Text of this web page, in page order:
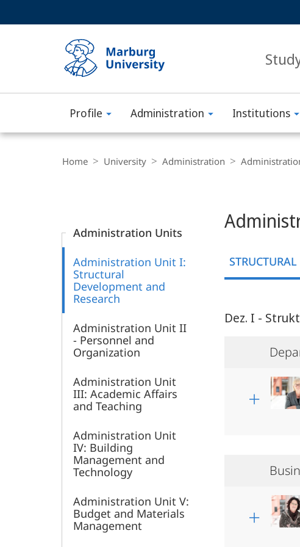
Philipps-
Universität
Marburg
Profile Administration Institutions
Navigation
Home University Administration
Administration Units
Administration Unit I:
Structural
Development and
Research
Administration Unit II
- Personnel and
Organization
Administration Unit
III: Academic Affairs
and Teaching
Administration Unit
IV: Building
Management and
Technology
Administration Unit V:
Budget and Materials
Management
STRUCTURAL
Dez. I -